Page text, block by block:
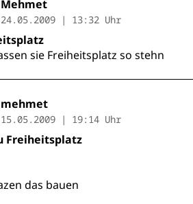
Mehmet
24.05.2009 | 13:32 Uhr
sie Freiheitsplatz so stehn
mehmet
15.05.2009 | 19:14 Uhr
Freiheitsplatz
das bauen